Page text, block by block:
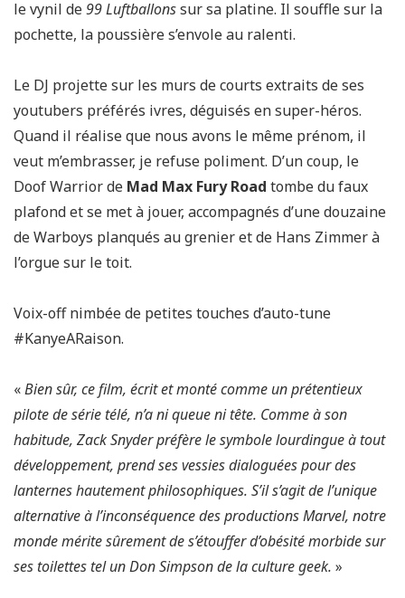
le vynil de99 Luftballonssur sa platine. Il souffle sur la
pochette, la poussière s’envole au ralenti.
Le DJ projette sur les murs de courts extraits de ses
youtubers préférés ivres, déguisés en super-héros.
Quand il réalise que nous avons le même prénom, il
veut m’embrasser, je refuse poliment. D’un coup, le
Doof Warrior de Mad Max Fury Road tombe du faux
plafond et se met à jouer, accompagnés d’une douzaine
de Warboys planqués au grenier et de Hans Zimmer à
l’orgue sur le toit.
Voix-off nimbée de petites touches d’auto-tune
#KanyeARaison.
«Bien sûr, ce film, écrit et monté comme un prétentieux
pilote de série télé, n’a ni queue ni tête. Comme à son
habitude, Zack Snyder préfère le symbole lourdingue à tout
développement, prend ses vessies dialoguées pour des
lanternes hautement philosophiques. S’il s’agit de l’unique
alternative à l’inconséquence des productions Marvel, notre
monde mérite sûrement de s’étouffer d’obésité morbide sur
ses toilettes tel un Don Simpson de la culture geek. »